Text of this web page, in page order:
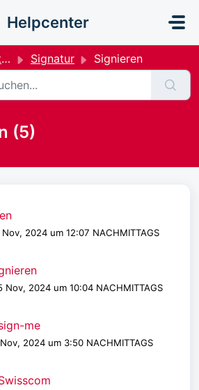
Inhalt gehen
Helpcenter
Signatur Signieren
(5)
2024 um 12:07 NACHMITTAGS
2024 um 10:04 NACHMITTAGS
me
2024 um 3:50 NACHMITTAGS